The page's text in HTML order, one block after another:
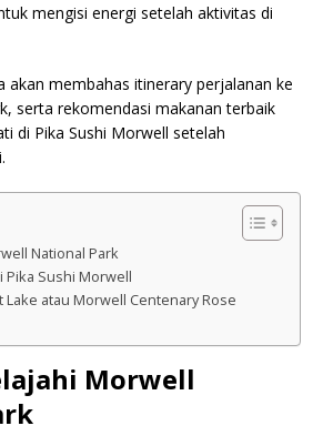
mengisi energi setelah aktivitas di
akan membahas itinerary perjalanan ke
serta rekomendasi makanan terbaik
di Pika Sushi Morwell setelah
National Park
Pika Sushi Morwell
Lake atau Morwell Centenary Rose
Morwell